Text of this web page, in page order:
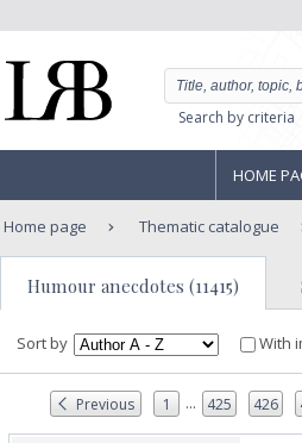
Search by criteria
HOME
Home page Thematic catalogue
Humour anecdotes (11415)
Sort by With
Previous 1 ... 425 426